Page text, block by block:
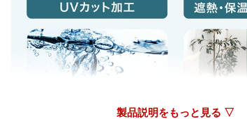
お待ちしております。
≫もっと見る≪
製品説明をもっと見る ▽